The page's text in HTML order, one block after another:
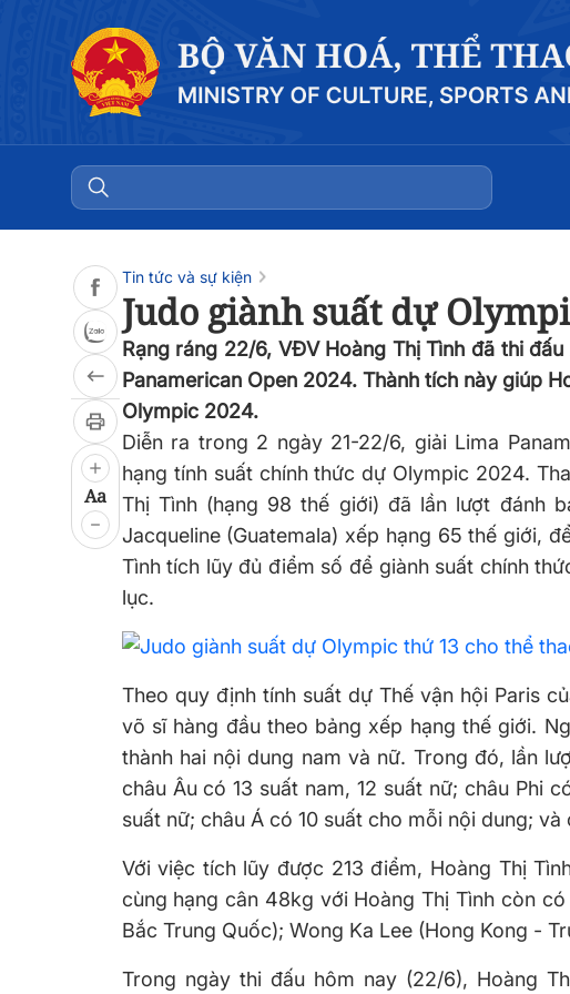
Aa
Tin tức và sự kiện
Judo giành suất dự
Rạng ráng 22/6, VĐV Hoàng Thị Tình đã thi
Panamerican Open 2024. Thành tích này giúp
Olympic 2024.
Diễn ra trong 2 ngày 21-22/6, giải Lima
hạng tính suất chính thức dự Olympic 2024.
Thị Tình (hạng 98 thế giới) đã lần lượt đánh
Jacqueline (Guatemala) xếp hạng 65 thế giới,
Tình tích lũy đủ điểm số để giành suất chính
lục.
Theo quy định tính suất dự Thế vận hội Paris
võ sĩ hàng đầu theo bảng xếp hạng thế giới.
thành hai nội dung nam và nữ. Trong đó, lần
châu Âu có 13 suất nam, 12 suất nữ; châu Phi
suất nữ; châu Á có 10 suất cho mỗi nội dung;
Với việc tích lũy được 213 điểm, Hoàng Thị
cùng hạng cân 48kg với Hoàng Thị Tình còn
Bắc Trung Quốc); Wong Ka Lee (Hong Kong -
Trong ngày thi đấu hôm nay (22/6), Hoàng
0:00 0:00